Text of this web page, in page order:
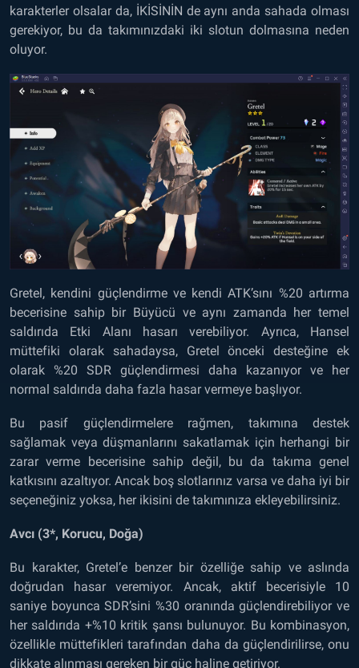
karakterler olsalar da, İKİSİNİN de aynı anda sahada olması
gerekiyor, bu da takımınızdaki iki slotun dolmasına neden
oluyor.
Gretel, kendini güçlendirme ve kendi ATK’sını %20 artırma
becerisine sahip bir Büyücü ve aynı zamanda her temel
saldırıda Etki Alanı hasarı verebiliyor. Ayrıca, Hansel
müttefiki olarak sahadaysa, Gretel önceki desteğine ek
olarak %20 SDR güçlendirmesi daha kazanıyor ve her
normal saldırıda daha fazla hasar vermeye başlıyor.
Bu pasif güçlendirmelere rağmen, takımına destek
sağlamak veya düşmanlarını sakatlamak için herhangi bir
zarar verme becerisine sahip değil, bu da takıma genel
katkısını azaltıyor. Ancak boş slotlarınız varsa ve daha iyi bir
seçeneğiniz yoksa, her ikisini de takımınıza ekleyebilirsiniz.
Avcı (3*, Korucu, Doğa)
Bu karakter, Gretel’e benzer bir özelliğe sahip ve aslında
doğrudan hasar veremiyor. Ancak, aktif becerisiyle 10
saniye boyunca SDR’sini %30 oranında güçlendirebiliyor ve
her saldırıda +%10 kritik şansı bulunuyor. Bu kombinasyon,
özellikle müttefikleri tarafından daha da güçlendirilirse, onu
dikkate alınması gereken bir güç haline getiriyor.